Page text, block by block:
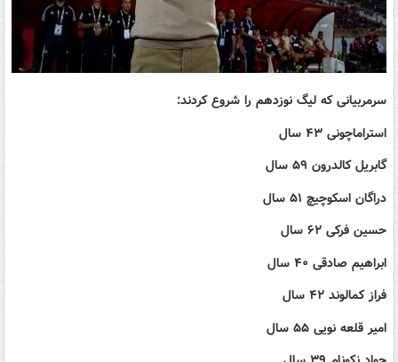
سرمربیانی که لیگ نوزدهم را شروع کردند:
استراماچونی ۴۳ سال
گابریل کالدرون ۵۹ سال
دراگان اسکوچیچ ۵۱ سال
حسین فرکی ۶۲ سال
ابراهیم صادقی ۴۰ سال
فراز کمالوند ۴۲ سال
امیر قلعه نویی ۵۵ سال